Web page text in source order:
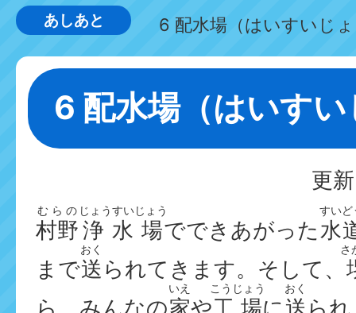
あしあと 6 配水場（はいすいじ
6 配水場（はいす
更
村野
むらの
浄水場
じょうすいじょう
でできあがった水
すいど
まで送
おく
られてきます。そして、
さ
いえ こうじょう おく